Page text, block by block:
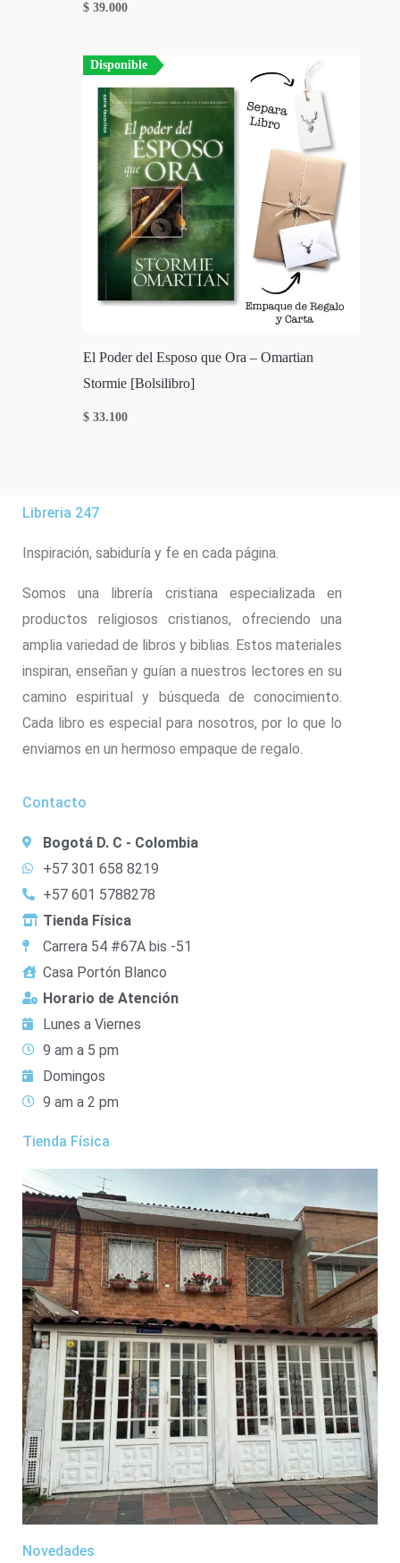
$ 39.000
Disponible
El Poder del Esposo que Ora – Omartian
Stormie [Bolsilibro]
$ 33.100
Libreria 247
Inspiración, sabiduría y fe en cada página.
Somos una librería cristiana especializada en
productos religiosos cristianos, ofreciendo una
amplia variedad de libros y biblias. Estos materiales
inspiran, enseñan y guían a nuestros lectores en su
camino espiritual y búsqueda de conocimiento.
Cada libro es especial para nosotros, por lo que lo
enviamos en un hermoso empaque de regalo.
Contacto
Bogotá D. C - Colombia
+57 301 658 8219
+57 601 5788278
Tienda Física
Carrera 54 #67A bis -51
Casa Portón Blanco
Horario de Atención
Lunes a Viernes
9 am a 5 pm
Domingos
9 am a 2 pm
Tienda Física
Novedades